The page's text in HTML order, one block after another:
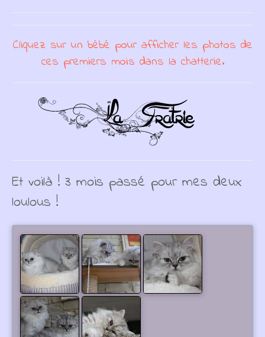
Cliquez sur un bébé pour afficher les photos de
ces premiers mois dans la chatterie.
Et voilà ! 3 mois passé pour mes deux
loulous !